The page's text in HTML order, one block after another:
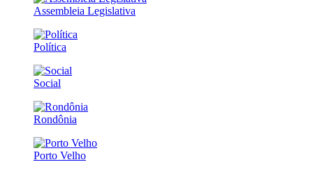
Assembleia Legislativa
Política
Social
Rondônia
Porto Velho